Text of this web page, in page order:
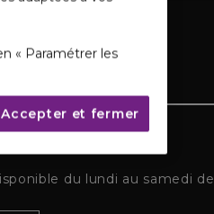
du lundi au samedi
« Paramétrer les
Accepter et fermer